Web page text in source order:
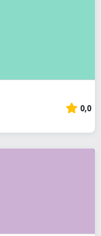
0,0